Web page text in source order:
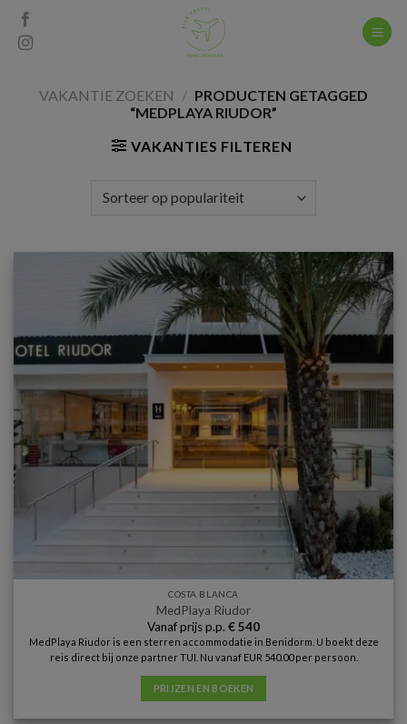
Skip
content
VAKANTIE ZOEKEN / PRODUCTEN GETAGGED
“MEDPLAYA RIUDOR”
VAKANTIES FILTEREN
COSTA BLANCA
MedPlaya Riudor
Vanaf prijs p.p. €540
MedPlaya Riudor is een sterren accommodatie in Benidorm. U boekt deze
reis direct bij onze partner TUI. Nu vanaf EUR 540.00 per persoon.
PRIJZEN EN BOEKEN